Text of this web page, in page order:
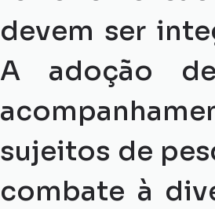
devem ser
A adoção
sujeitos de
combate à